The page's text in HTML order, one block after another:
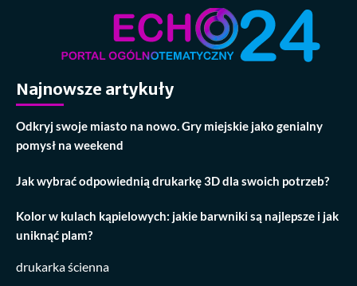
Najnowsze artykuły
Odkryj swoje miasto na nowo. Gry miejskie jako genialny
pomysł na weekend
Jak wybrać odpowiednią drukarkę 3D dla swoich potrzeb?
Kolor w kulach kąpielowych: jakie barwniki są najlepsze i jak
uniknąć plam?
drukarka ścienna